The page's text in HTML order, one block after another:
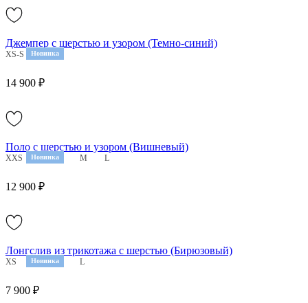
Новинка
Джемпер с шерстью и узором (Темно-синий)
XS-S M-L
14 900 ₽
Новинка
Поло с шерстью и узором (Вишневый)
XXS XS S M L
12 900 ₽
Новинка
Лонгслив из трикотажа с шерстью (Бирюзовый)
XS S M L
7 900 ₽